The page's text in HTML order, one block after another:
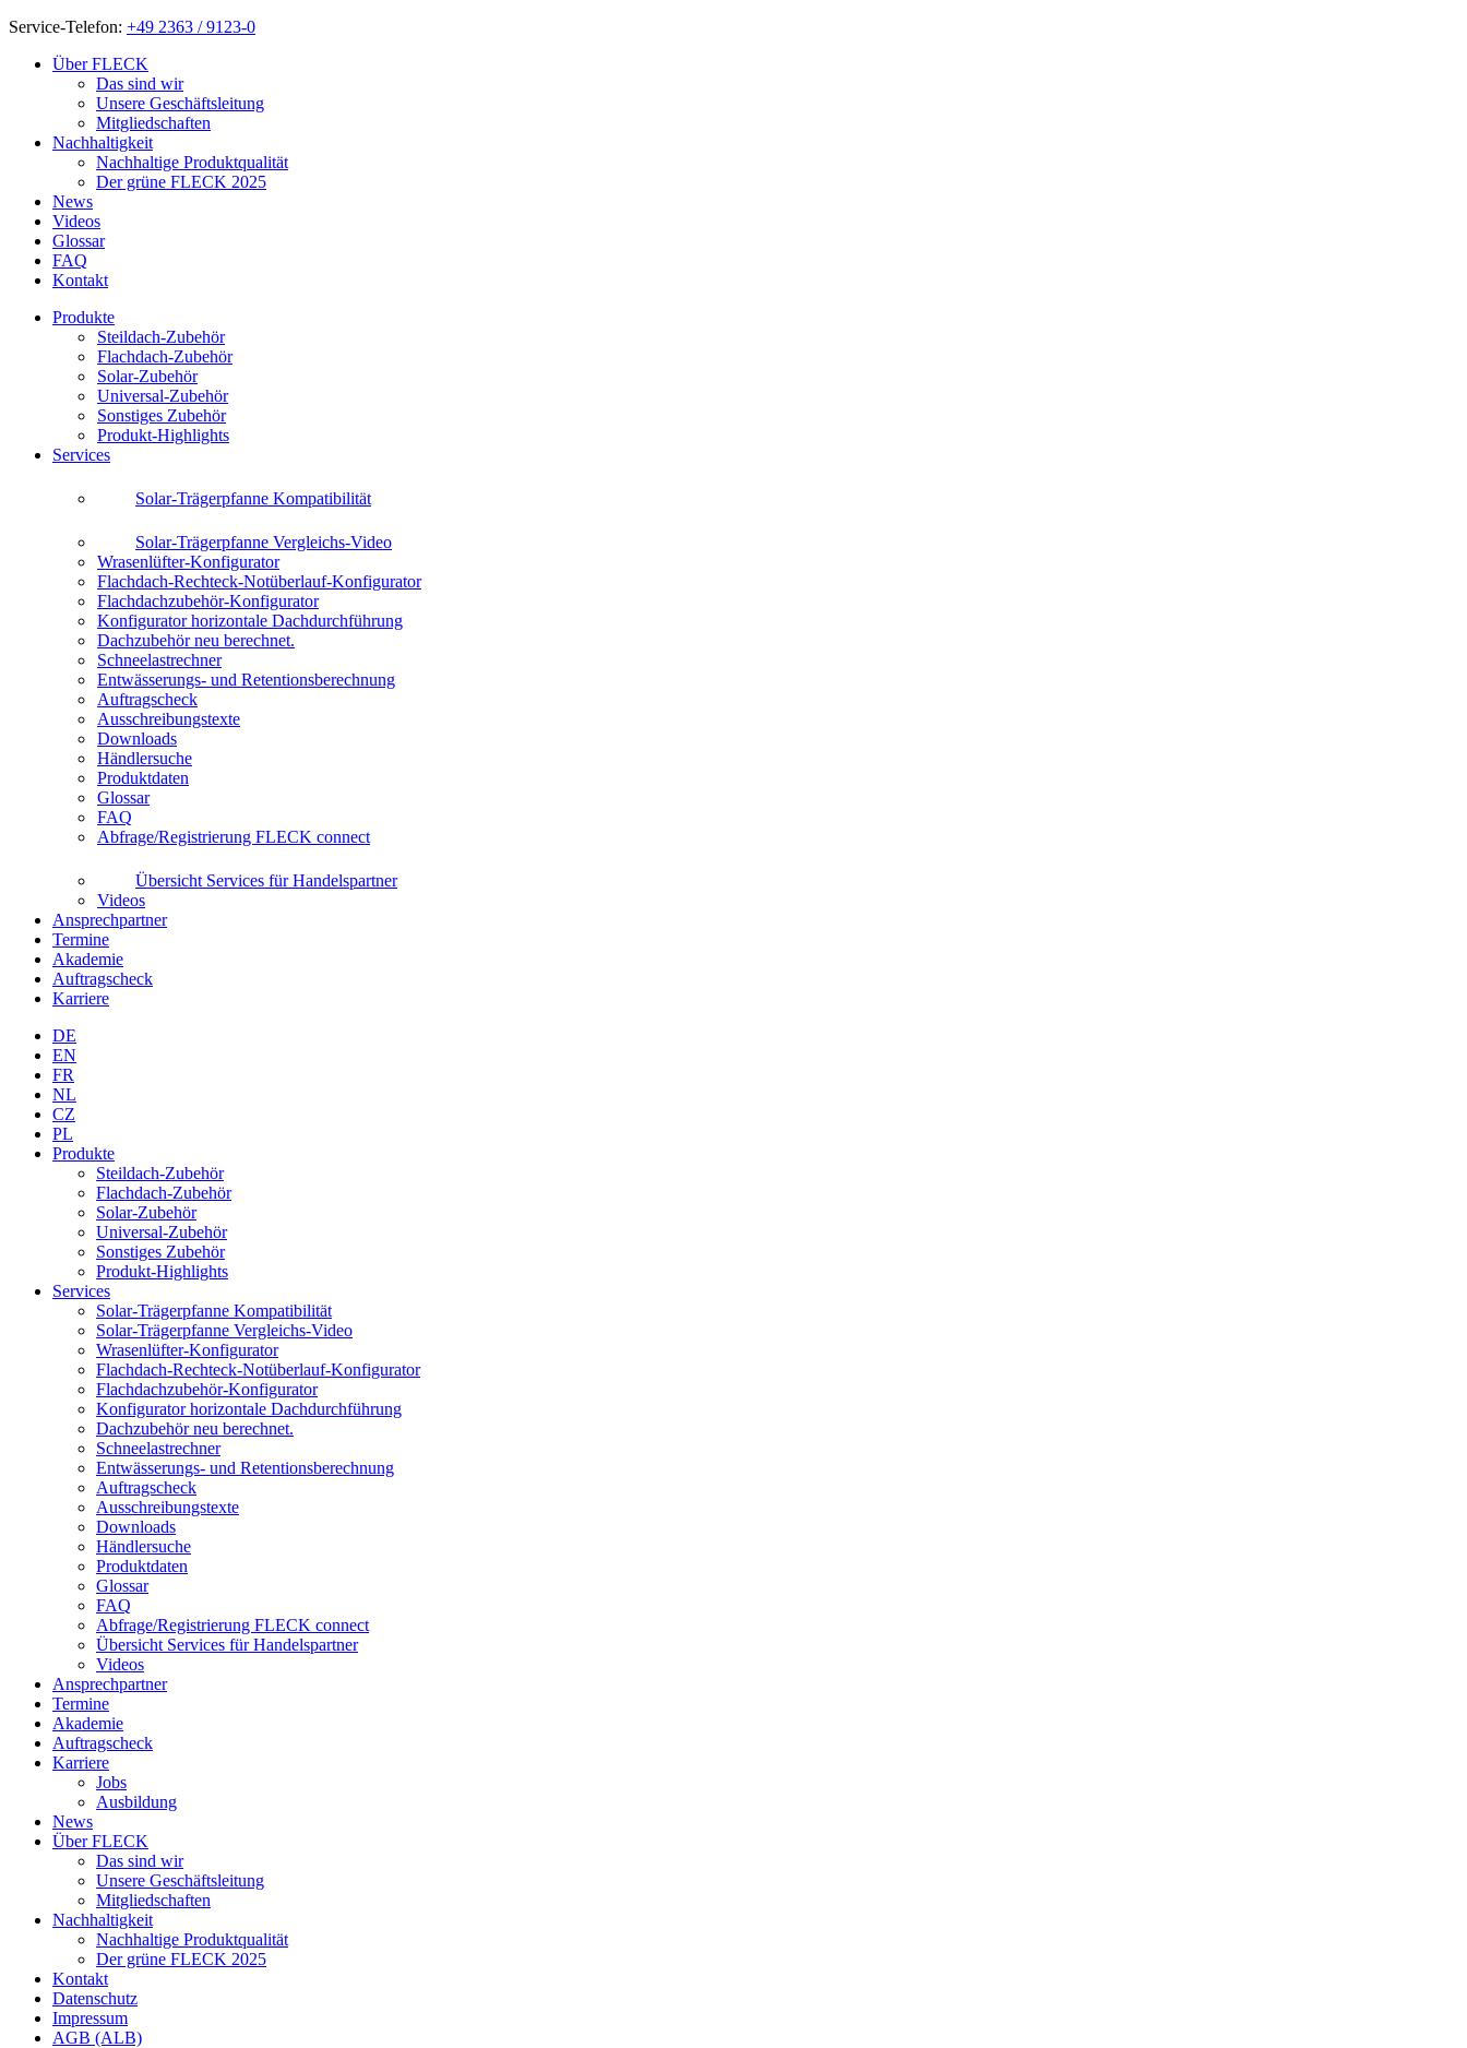
Service-Telefon: +49 2363 / 9123-0
Über FLECK
Das sind wir
Unsere Geschäftsleitung
Mitgliedschaften
Nachhaltigkeit
Nachhaltige Produktqualität
Der grüne FLECK 2025
News
Videos
Glossar
FAQ
Kontakt
Produkte
Steildach-Zubehör
Flachdach-Zubehör
Solar-Zubehör
Universal-Zubehör
Sonstiges Zubehör
Produkt-Highlights
Services
Solar-Trägerpfanne Kompatibilität
Solar-Trägerpfanne Vergleichs-Video
Wrasenlüfter-Konfigurator
Flachdach-Rechteck-Notüberlauf-Konfigurator
Flachdachzubehör-Konfigurator
Konfigurator horizontale Dachdurchführung
Dachzubehör neu berechnet.
Schneelastrechner
Entwässerungs- und Retentionsberechnung
Auftragscheck
Ausschreibungstexte
Downloads
Händlersuche
Produktdaten
Glossar
FAQ
Abfrage/Registrierung FLECK connect
Übersicht Services für Handelspartner
Videos
Ansprechpartner
Termine
Akademie
Auftragscheck
Karriere
DE
EN
FR
NL
CZ
PL
Produkte
Steildach-Zubehör
Flachdach-Zubehör
Solar-Zubehör
Universal-Zubehör
Sonstiges Zubehör
Produkt-Highlights
Services
Solar-Trägerpfanne Kompatibilität
Solar-Trägerpfanne Vergleichs-Video
Wrasenlüfter-Konfigurator
Flachdach-Rechteck-Notüberlauf-Konfigurator
Flachdachzubehör-Konfigurator
Konfigurator horizontale Dachdurchführung
Dachzubehör neu berechnet.
Schneelastrechner
Entwässerungs- und Retentionsberechnung
Auftragscheck
Ausschreibungstexte
Downloads
Händlersuche
Produktdaten
Glossar
FAQ
Abfrage/Registrierung FLECK connect
Übersicht Services für Handelspartner
Videos
Ansprechpartner
Termine
Akademie
Auftragscheck
Karriere
Jobs
Ausbildung
News
Über FLECK
Das sind wir
Unsere Geschäftsleitung
Mitgliedschaften
Nachhaltigkeit
Nachhaltige Produktqualität
Der grüne FLECK 2025
Kontakt
Datenschutz
Impressum
AGB (ALB)